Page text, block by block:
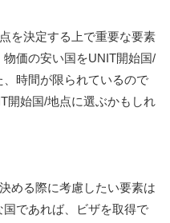
を決定する上で重要な要素
価の安い国をUNIT開始国/
時間が限られているので
開始国/地点に選ぶかもしれ
める際に考慮したい要素は
であれば、ビザを取得で